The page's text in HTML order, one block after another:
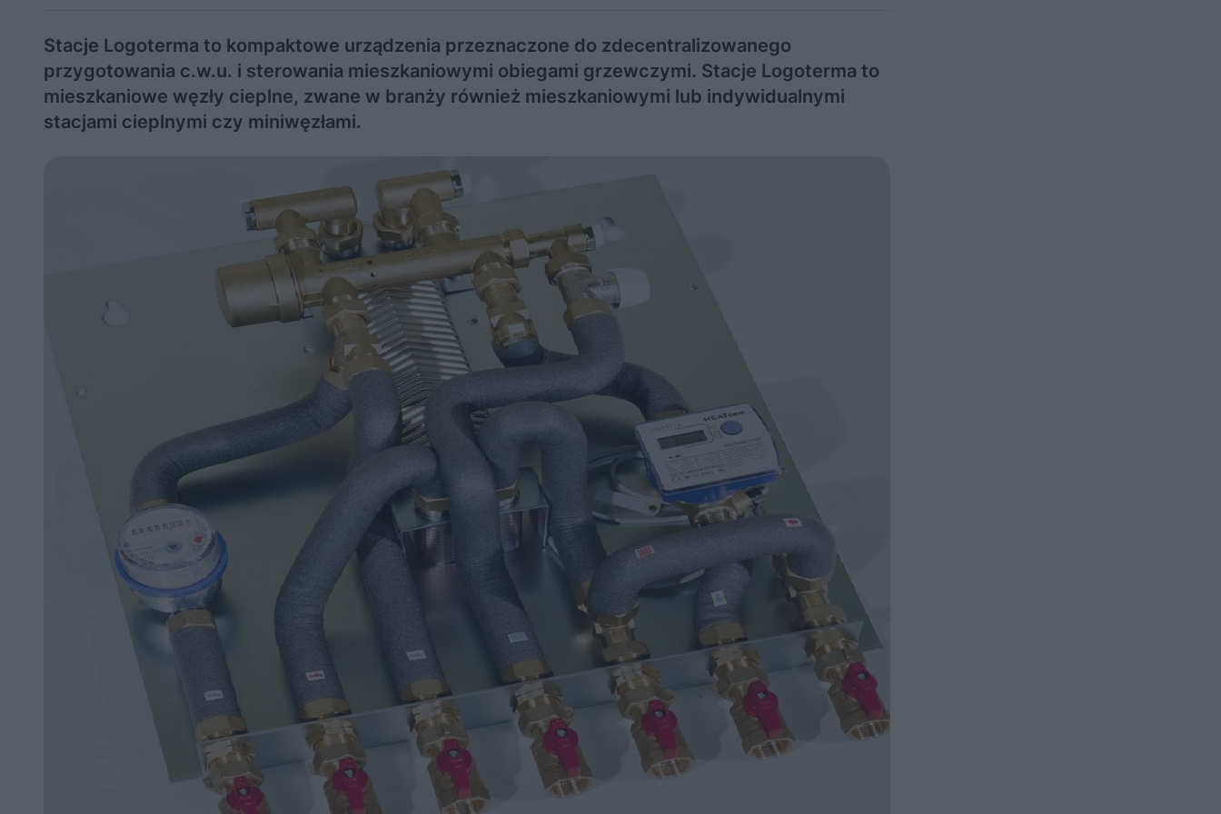
Stacje Logoterma to kompaktowe urządzenia przeznaczone do zdecentralizowanego
przygotowania c.w.u. i sterowania mieszkaniowymi obiegami grzewczymi. Stacje Logoterma to
mieszkaniowe węzły cieplne, zwane w branży również mieszkaniowymi lub indywidualnymi
stacjami cieplnymi czy miniwęzłami.